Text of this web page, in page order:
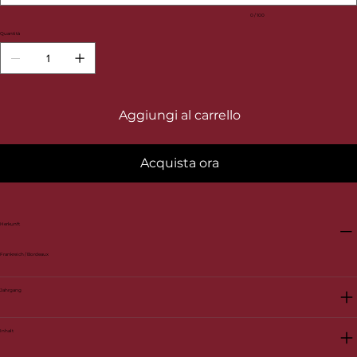
0 / 100
Quantità
Aggiungi al carrello
Acquista ora
Herkunft
Frankreich / Bordeaux
Jahrgang
Inhalt